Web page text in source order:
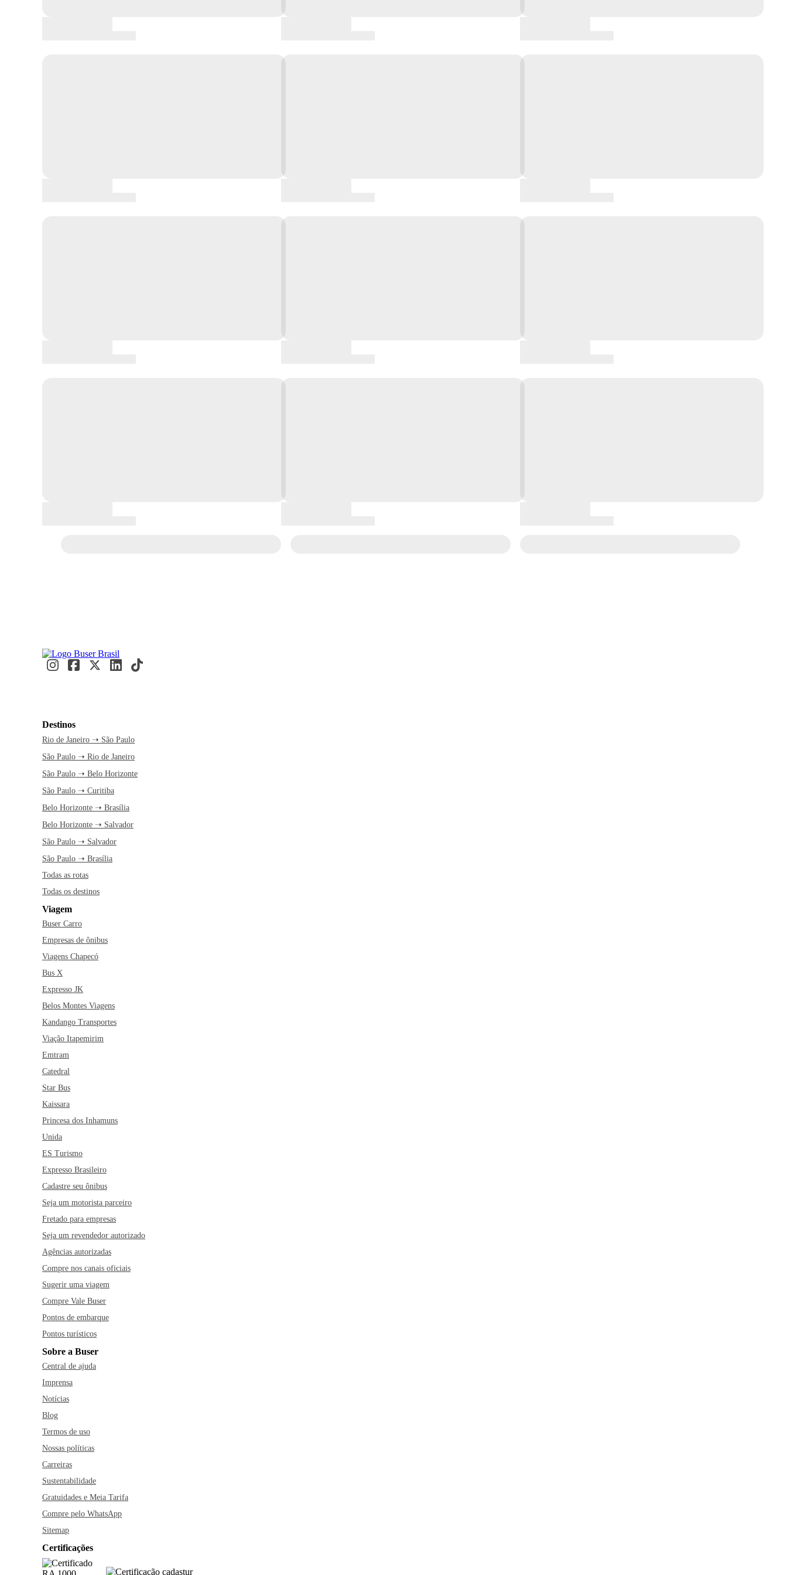
Destinos
Rio de Janeiro ➝ São Paulo
São Paulo ➝ Rio de Janeiro
São Paulo ➝ Belo Horizonte
São Paulo ➝ Curitiba
Belo Horizonte ➝ Brasília
Belo Horizonte ➝ Salvador
São Paulo ➝ Salvador
São Paulo ➝ Brasília
Todas as rotas
Todas os destinos
Viagem
Buser Carro
Empresas de ônibus
Viagens Chapecó
Bus X
Expresso JK
Belos Montes Viagens
Kandango Transportes
Viação Itapemirim
Emtram
Catedral
Star Bus
Kaissara
Princesa dos Inhamuns
Unida
ES Turismo
Expresso Brasileiro
Cadastre seu ônibus
Seja um motorista parceiro
Fretado para empresas
Seja um revendedor autorizado
Agências autorizadas
Compre nos canais oficiais
Sugerir uma viagem
Compre Vale Buser
Pontos de embarque
Pontos turísticos
Sobre a Buser
Central de ajuda
Imprensa
Notícias
Blog
Termos de uso
Nossas políticas
Carreiras
Sustentabilidade
Gratuidades e Meia Tarifa
Compre pelo WhatsApp
Sitemap
Certificações